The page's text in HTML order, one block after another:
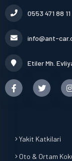
0553 471 88 11
info@ant-
Etiler Mh.
Yakit Katkilari
Oto & Ortam